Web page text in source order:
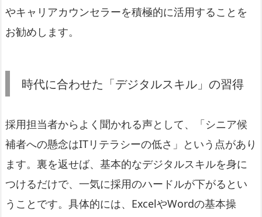
やキャリアカウンセラーを積極的に活用することを
お勧めします。
時代に合わせた「デジタルスキル」の習得
採用担当者からよく聞かれる声として、「シニア候
補者への懸念はITリテラシーの低さ」という点があり
ます。裏を返せば、基本的なデジタルスキルを身に
つけるだけで、一気に採用のハードルが下がるとい
うことです。具体的には、ExcelやWordの基本操